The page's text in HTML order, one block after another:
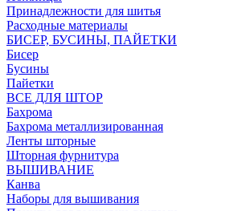
Принадлежности для шитья
Расходные материалы
БИСЕР, БУСИНЫ, ПАЙЕТКИ
Бисер
Бусины
Пайетки
ВСЕ ДЛЯ ШТОР
Бахрома
Бахрома металлизированная
Ленты шторные
Шторная фурнитура
ВЫШИВАНИЕ
Канва
Наборы для вышивания